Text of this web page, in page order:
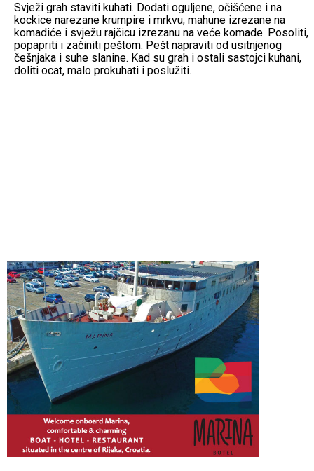
Svježi grah staviti kuhati. Dodati oguljene, očišćene i na
kockice narezane krumpire i mrkvu, mahune izrezane na
komadiće i svježu rajčicu izrezanu na veće komade. Posoliti,
popapriti i začiniti peštom. Pešt napraviti od usitnjenog
češnjaka i suhe slanine. Kad su grah i ostali sastojci kuhani,
doliti ocat, malo prokuhati i poslužiti.